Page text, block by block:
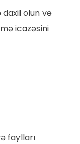
olun və
icazəsini
faylları